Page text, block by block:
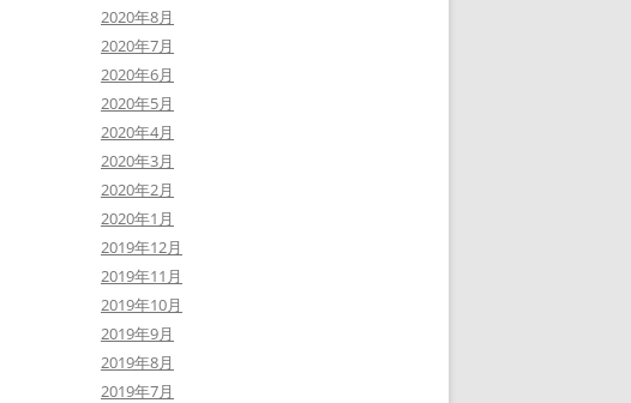
2020年8月
2020年7月
2020年6月
2020年5月
2020年4月
2020年3月
2020年2月
2020年1月
2019年12月
2019年11月
2019年10月
2019年9月
2019年8月
2019年7月